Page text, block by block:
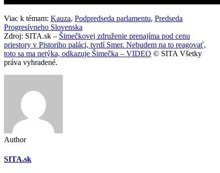
Viac k témam: Kauza, Podpredseda parlamentu, Predseda
Progresívneho Slovenska
Zdroj: SITA.sk – Šimečkovej združenie prenajíma pod cenu
priestory v Pistoriho paláci, tvrdí Smer. Nebudem na to reagovať,
toto sa ma netýka, odkazuje Šimečka – VIDEO © SITA Všetky
práva vyhradené.
Author
SITA.sk